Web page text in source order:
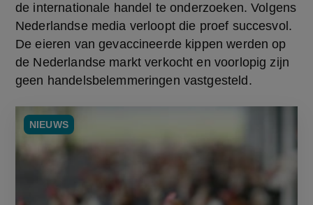
de internationale handel te onderzoeken. Volgens
Nederlandse media verloopt die proef succesvol.
De eieren van gevaccineerde kippen werden op
de Nederlandse markt verkocht en voorlopig zijn
geen handelsbelemmeringen vastgesteld.
NIEUWS